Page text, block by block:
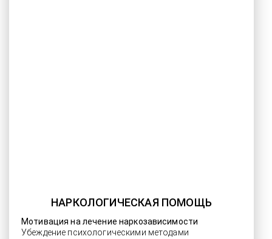
НАРКОЛОГИЧЕСКАЯ ПОМОЩЬ
Мотивация на лечение наркозависимости
Убеждение психологическими методами